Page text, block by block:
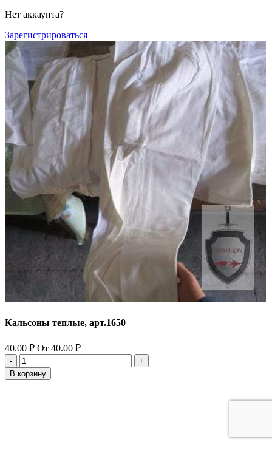
Нет аккаунта?
Зарегистрироваться
Кальсоны теплые, арт.1650
40.00 ₽ От 40.00 ₽
Количество
товара
Кальсоны
В корзину